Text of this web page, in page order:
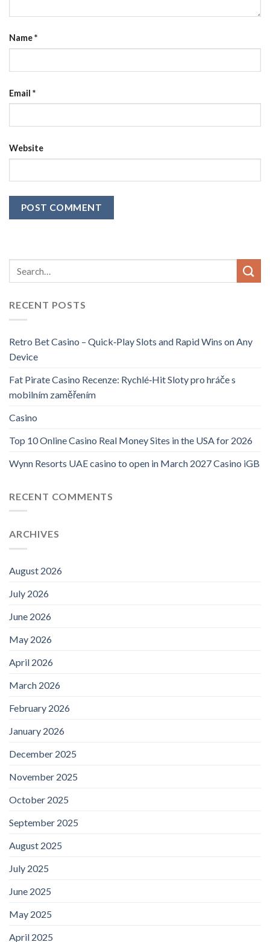
Name*
Email *
Website
RECENT POSTS
Retro Bet Casino – Quick‑Play Slots and Rapid Wins on Any
Device
Fat Pirate Casino Recenze: Rychlé‑Hit Sloty pro hráče s
mobilním zaměřením
Casino
Top 10 Online Casino Real Money Sites in the USA for 2026
Wynn Resorts UAE casino to open in March 2027 Casino iGB
RECENT COMMENTS
ARCHIVES
August 2026
July 2026
June 2026
May 2026
April 2026
March 2026
February 2026
January 2026
December 2025
November 2025
October 2025
September 2025
August 2025
July 2025
June 2025
May 2025
April 2025